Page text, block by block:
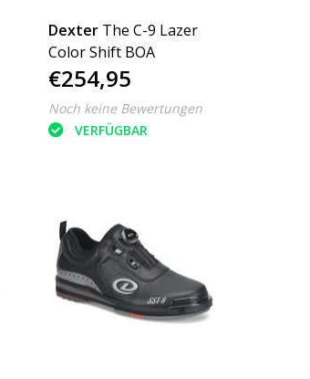
Dexter The C-9 Lazer
Color Shift BOA
€254,95
Noch keine Bewertungen
VERFÜGBAR